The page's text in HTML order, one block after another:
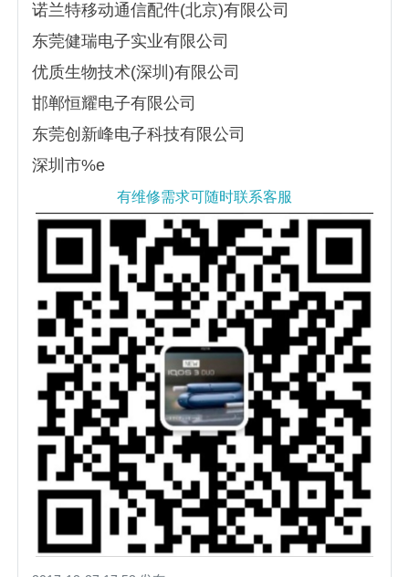
诺兰特移动通信配件(北京)有限公司
东莞健瑞电子实业有限公司
优质生物技术(深圳)有限公司
邯郸恒耀电子有限公司
东莞创新峰电子科技有限公司
深圳市%e
有维修需求可随时联系客服